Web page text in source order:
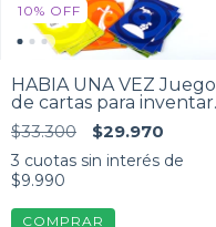
10% OFF
HABÍA UNA VEZ Juego
de cartas para inventar
cuentos
$33.300 $29.970
3 cuotas sin interés de
$9.990